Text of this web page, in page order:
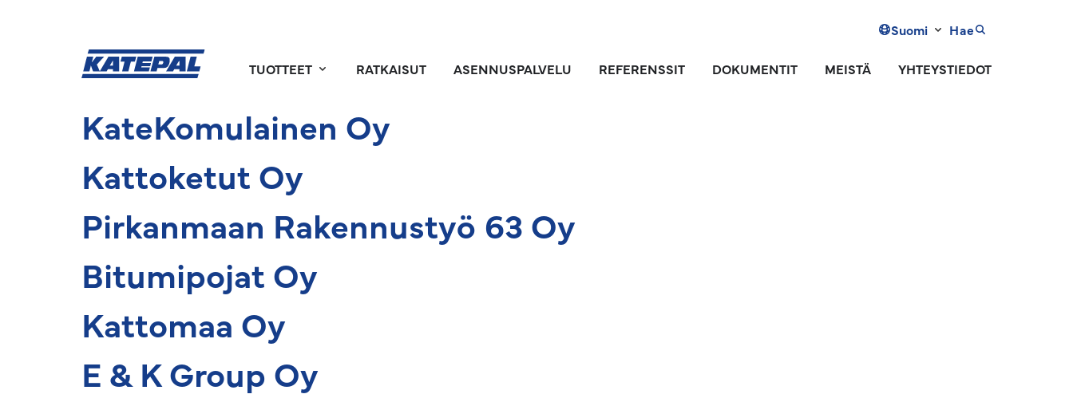
Suomi Hae
TUOTTEET RATKAISUT ASENNUSPALVELU REFERENSSIT DOKUMENTIT MEISTÄ YHTEYSTIEDOT
KateKomulainen Oy
Kattoketut Oy
Pirkanmaan Rakennustyö 63 Oy
Bitumipojat Oy
Kattomaa Oy
E & K Group Oy